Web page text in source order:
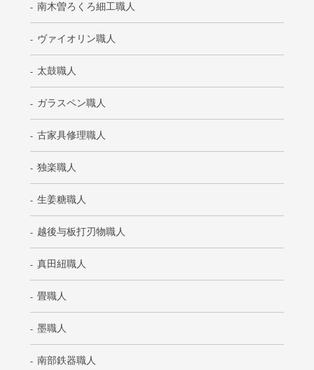
南木曽ろくろ細工職人
ヴァイオリン職人
太鼓職人
ガラスペン職人
古家具修理職人
独楽職人
生姜糖職人
越後与板打刃物職人
真田紐職人
畳職人
墨職人
南部鉄器職人